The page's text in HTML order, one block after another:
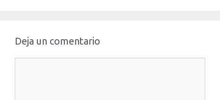
Deja un comentario